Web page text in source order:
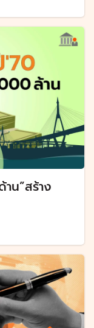
น”สร้าง